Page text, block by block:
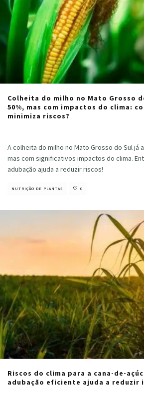
Colheita do milho no Mato Grosso
50%, mas com impactos do clima:
minimiza riscos?
A colheita do milho no Mato Grosso do Sul já
mas com significativos impactos do clima.
adubação ajuda a reduzir riscos!
NUTRIÇÃO DE PLANTAS 0
Riscos do clima para a cana-de-
adubação eficiente ajuda a reduzir